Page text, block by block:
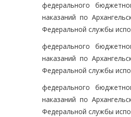
федерального
наказаний по
Федеральной службы
федерального
наказаний по
Федеральной службы
федерального
наказаний по
Федеральной службы